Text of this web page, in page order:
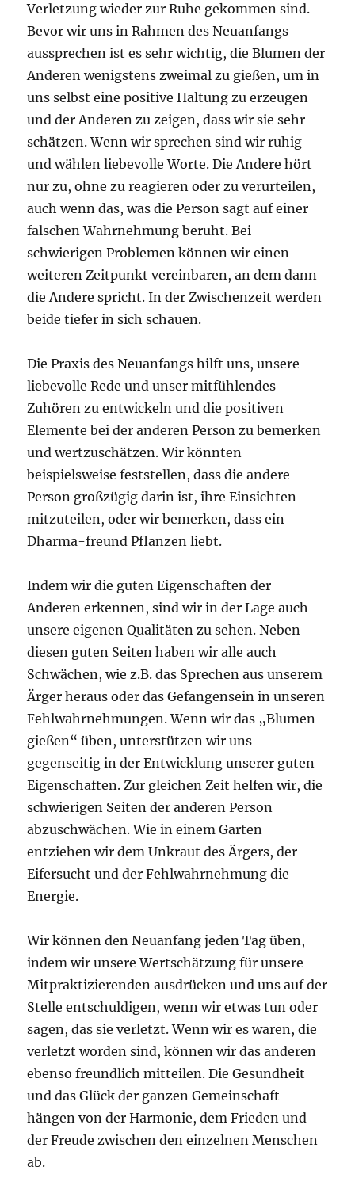
Verletzung wieder zur Ruhe gekommen sind.
Bevor wir uns in Rahmen des Neuanfangs
aussprechen ist es sehr wichtig, die Blumen der
Anderen wenigstens zweimal zu gießen, um in
uns selbst eine positive Haltung zu erzeugen
und der Anderen zu zeigen, dass wir sie sehr
schätzen. Wenn wir sprechen sind wir ruhig
und wählen liebevolle Worte. Die Andere hört
nur zu, ohne zu reagieren oder zu verurteilen,
auch wenn das, was die Person sagt auf einer
falschen Wahrnehmung beruht. Bei
schwierigen Problemen können wir einen
weiteren Zeitpunkt vereinbaren, an dem dann
die Andere spricht. In der Zwischenzeit werden
beide tiefer in sich schauen.
Die Praxis des Neuanfangs hilft uns, unsere
liebevolle Rede und unser mitfühlendes
Zuhören zu entwickeln und die positiven
Elemente bei der anderen Person zu bemerken
und wertzuschätzen. Wir könnten
beispielsweise feststellen, dass die andere
Person großzügig darin ist, ihre Einsichten
mitzuteilen, oder wir bemerken, dass ein
Dharma-freund Pflanzen liebt.
Indem wir die guten Eigenschaften der
Anderen erkennen, sind wir in der Lage auch
unsere eigenen Qualitäten zu sehen. Neben
diesen guten Seiten haben wir alle auch
Schwächen, wie z.B. das Sprechen aus unserem
Ärger heraus oder das Gefangensein in unseren
Fehlwahrnehmungen. Wenn wir das „Blumen
gießen“ üben, unterstützen wir uns
gegenseitig in der Entwicklung unserer guten
Eigenschaften. Zur gleichen Zeit helfen wir, die
schwierigen Seiten der anderen Person
abzuschwächen. Wie in einem Garten
entziehen wir dem Unkraut des Ärgers, der
Eifersucht und der Fehlwahrnehmung die
Energie.
Wir können den Neuanfang jeden Tag üben,
indem wir unsere Wertschätzung für unsere
Mitpraktizierenden ausdrücken und uns auf der
Stelle entschuldigen, wenn wir etwas tun oder
sagen, das sie verletzt. Wenn wir es waren, die
verletzt worden sind, können wir das anderen
ebenso freundlich mitteilen. Die Gesundheit
und das Glück der ganzen Gemeinschaft
hängen von der Harmonie, dem Frieden und
der Freude zwischen den einzelnen Menschen
ab.